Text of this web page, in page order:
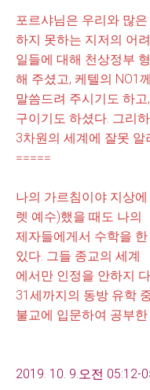
포르샤님은 우리와 많
하지 못하는 지저의 어려
일들에 대해 천상정부
해 주셨고, 케텔의 NO1께
말씀드려 주시기도 하
구이기도 하셨다. 그리
3차원의 세계에 잘못 알
=====
나의 가르침이야 지상
렛 예수)했을 때도 나의
제자들에게서 수학을
있다. 그들 종교의 세계
에서만 인정을 안하지
31세까지의 동방 유학
불교에 입문하여 공부
2019. 10. 9.오전 05:12-